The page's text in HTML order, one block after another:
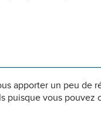
apporter un peu de
puisque vous pouvez